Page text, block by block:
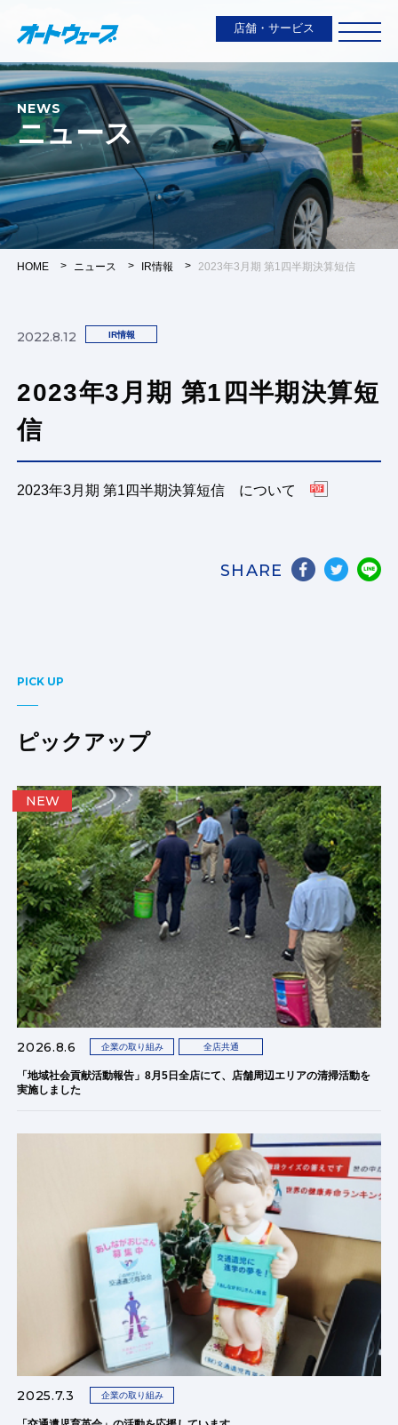
店舗・サービス
NEWS
ニュース
HOME ニュース IR情報 2023年3月期 第1四半期決算短信
2022.8.12 IR情報
2023年3月期 第1四半期決算短
信
2023年3月期 第1四半期決算短信 について
SHARE
PICK UP
ピックアップ
2026.8.6 企業の取り組み 全店共通
「地域社会貢献活動報告」8月5日全店にて、店舗周辺エリアの清掃活動を
実施しました
NEW
2025.7.3 企業の取り組み